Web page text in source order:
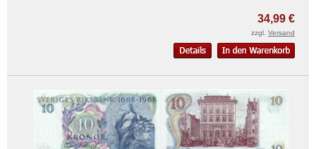
Privatsphäre und Datenschutz
Widerrufsbelehrung
Liefer- und Versandkosten
Impressum
34,99 €
zzgl. Versand